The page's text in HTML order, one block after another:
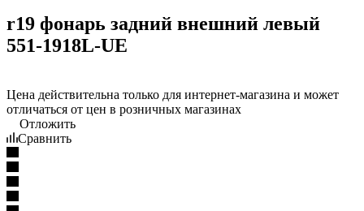
r19 фонарь задний внешний левый
551-1918L-UE
Цена действительна только для интернет-магазина и может
отличаться от цен в розничных магазинах
Отложить
Сравнить